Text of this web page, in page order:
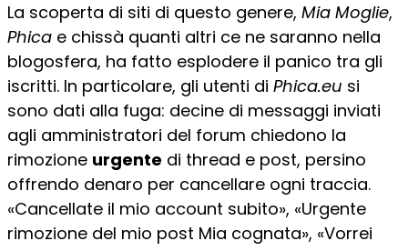
La scoperta di siti di questo genere, Mia Moglie,
Phica e chissà quanti altri ce ne saranno nella
blogosfera, ha fatto esplodere il panico tra gli
iscritti. In particolare, gli utenti di Phica.eu si
sono dati alla fuga: decine di messaggi inviati
agli amministratori del forum chiedono la
rimozione urgente di thread e post, persino
offrendo denaro per cancellare ogni traccia.
«Cancellate il mio account subito», «Urgente
rimozione del mio post Mia cognata», «Vorrei